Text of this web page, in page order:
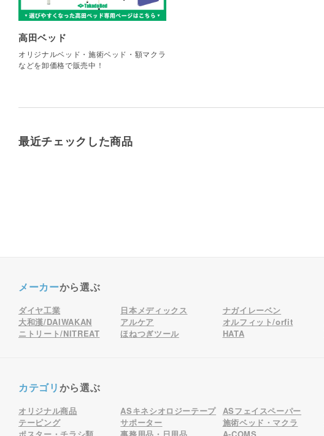
高田ベッド
オリジナルベッド・施術ベッド・額マクラ
などを卸価格で販売中！
最近チェックした商品
メーカーから選ぶ
ダイヤ工業 日本メディックス ナガイレーベン
大和漢/DAIWAKAN
アルケア オルフィット/orfit
ニトリート/NITREAT
ほねつぎツール HATA
カテゴリから選ぶ
オリジナル商品 ASキネシオロジーテープ ASフェイスペーパー
テーピング
サポーター 施術ベッド・マクラ
ポスター・チラシ類
事務用品・日用品 A-COMS